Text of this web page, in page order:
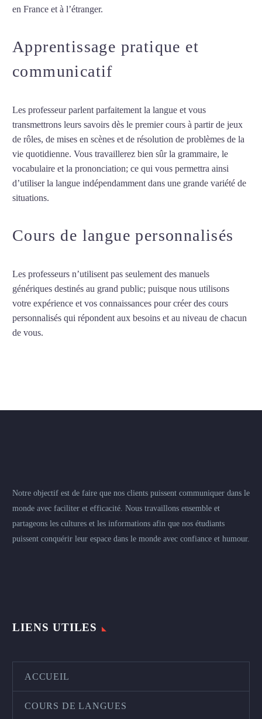
en France et à l’étranger.
Apprentissage pratique et
communicatif
Les professeur parlent parfaitement la langue et vous
transmettrons leurs savoirs dès le premier cours à partir de jeux
de rôles, de mises en scènes et de résolution de problèmes de la
vie quotidienne. Vous travaillerez bien sûr la grammaire, le
vocabulaire et la prononciation; ce qui vous permettra ainsi
d’utiliser la langue indépendamment dans une grande variété de
situations.
Cours de langue personnalisés
Les professeurs n’utilisent pas seulement des manuels
génériques destinés au grand public; puisque nous utilisons
votre expérience et vos connaissances pour créer des cours
personnalisés qui répondent aux besoins et au niveau de chacun
de vous.
Notre objectif est de faire que nos clients puissent communiquer dans le
monde avec faciliter et efficacité. Nous travaillons ensemble et
partageons les cultures et les informations afin que nos étudiants
puissent conquérir leur espace dans le monde avec confiance et humour.
LIENS UTILES
ACCUEIL
COURS DE LANGUES